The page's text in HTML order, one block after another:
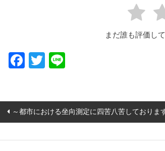
まだ誰も評価し
Facebook
Twitter
Line
投稿ナビゲーション
～都市における坐向測定に四苦八苦しておりま